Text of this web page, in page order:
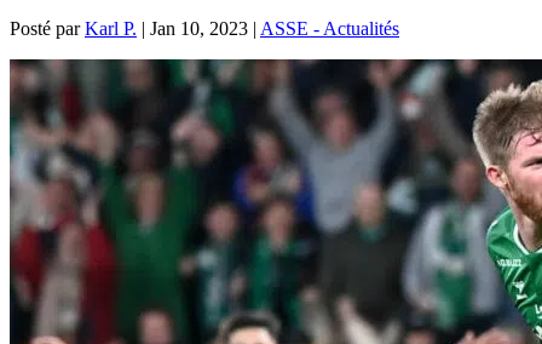
Posté parKarl P. | Jan 10, 2023 | ASSE - Actualités